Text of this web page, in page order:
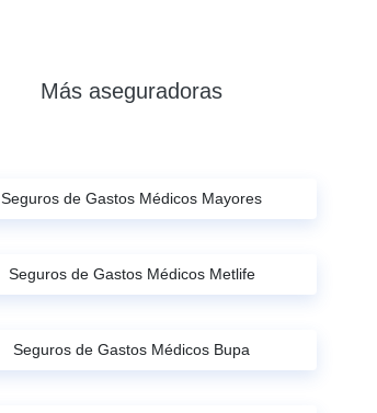
Más aseguradoras
Seguros de Gastos Médicos Mayores
Seguros de Gastos Médicos Metlife
Seguros de Gastos Médicos Bupa